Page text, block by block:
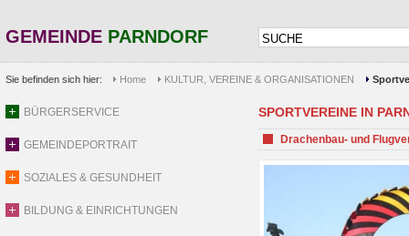
GEMEINDE PARNDORF
Sie befinden sich hier: Home KULTUR, VEREINE & ORGANISATIONEN
BÜRGERSERVICE
GEMEINDEPORTRAIT
SOZIALES & GESUNDHEIT
BILDUNG & EINRICHTUNGEN
SPORTVEREINE IN
Drachenbau- und